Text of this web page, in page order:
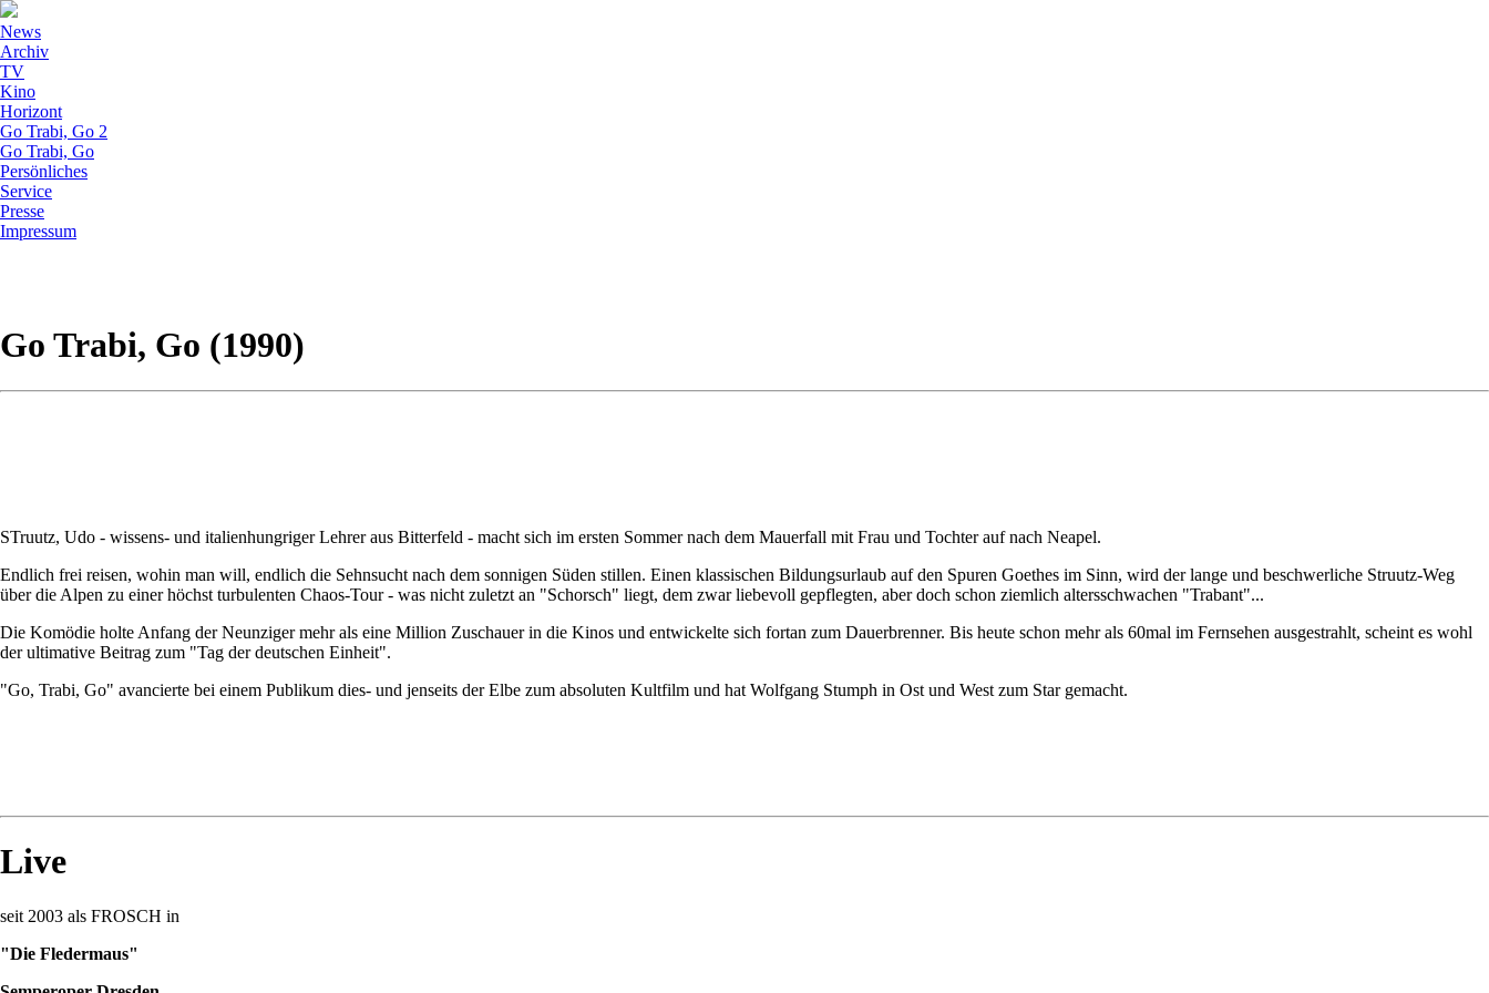
News
Archiv
TV
Kino
Horizont
Go Trabi, Go 2
Go Trabi, Go
Persönliches
Service
Presse
Impressum
Go Trabi, Go (1990)
STruutz, Udo - wissens- und italienhungriger Lehrer aus Bitterfeld - macht sich im ersten Sommer nach dem Mauerfall mit Frau und Tochter auf nach Neapel.
Endlich frei reisen, wohin man will, endlich die Sehnsucht nach dem sonnigen Süden stillen. Einen klassischen Bildungsurlaub auf den Spuren Goethes im Sinn, wird der lange und beschwerliche Struutz-Weg
über die Alpen zu einer höchst turbulenten Chaos-Tour - was nicht zuletzt an "Schorsch" liegt, dem zwar liebevoll gepflegten, aber doch schon ziemlich altersschwachen "Trabant"...
Die Komödie holte Anfang der Neunziger mehr als eine Million Zuschauer in die Kinos und entwickelte sich fortan zum Dauerbrenner. Bis heute schon mehr als 60mal im Fernsehen ausgestrahlt, scheint es wohl
der ultimative Beitrag zum "Tag der deutschen Einheit".
"Go, Trabi, Go" avancierte bei einem Publikum dies- und jenseits der Elbe zum absoluten Kultfilm und hat Wolfgang Stumph in Ost und West zum Star gemacht.
Live
seit 2003 als FROSCH in
"Die Fledermaus"